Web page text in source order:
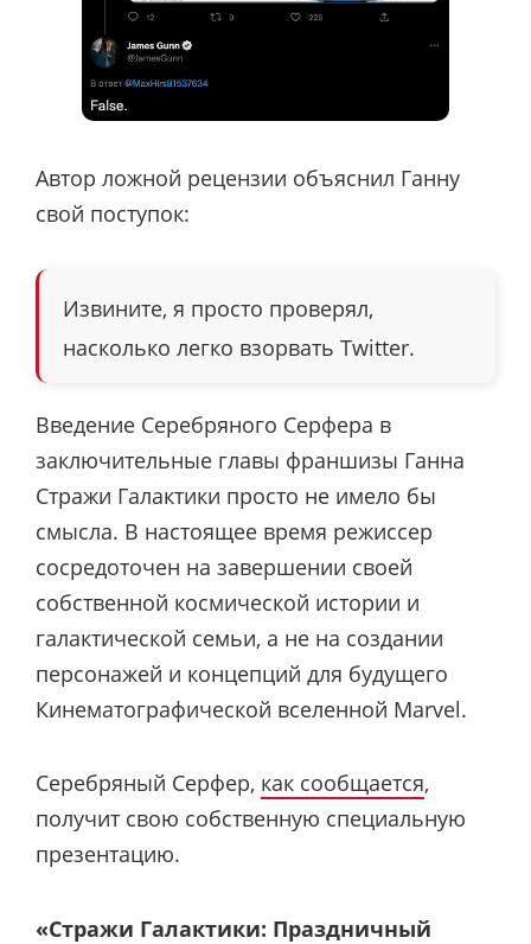
Автор ложной рецензии объяснил Ганну
свой поступок:
Извините, я просто проверял,
насколько легко взорвать Twitter.
Введение Серебряного Серфера в
заключительные главы франшизы Ганна
Стражи Галактики просто не имело бы
смысла. В настоящее время режиссер
сосредоточен на завершении своей
собственной космической истории и
галактической семьи, а не на создании
персонажей и концепций для будущего
Кинематографической вселенной Marvel.
Серебряный Серфер, как сообщается,
получит свою собственную специальную
презентацию.
«Стражи Галактики: Праздничный